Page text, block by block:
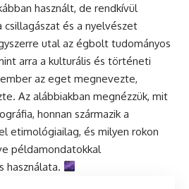
használt, de rendkívül
csillagászat és a nyelvészet
utal az égbolt tudományos
arra a kulturális és történeti
az eget megnevezte,
Az alábbiakban megnézzük, mit
honnan származik a
etimológiailag, és milyen rokon
példamondatokkal
használata.